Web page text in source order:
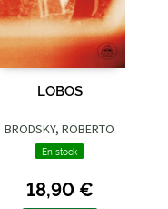
LOBOS
BRODSKY, ROBERTO
En stock
18,90 €